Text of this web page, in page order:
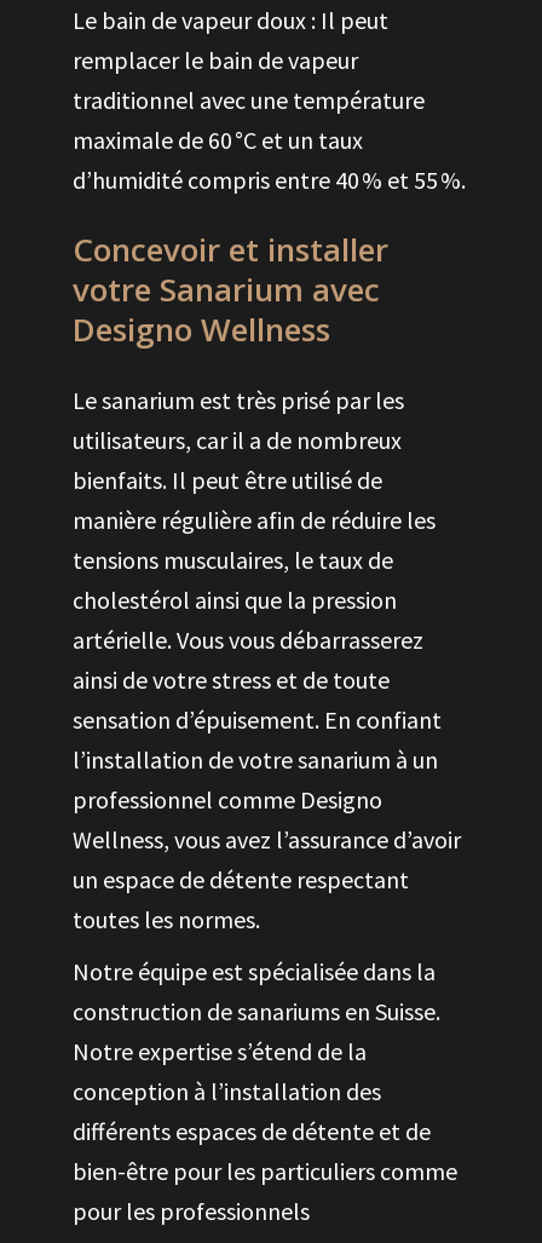
Le bain de vapeur doux : Il peut
remplacer le bain de vapeur
traditionnel avec une température
maximale de 60 °C et un taux
d’humidité compris entre 40 % et 55 %.
Concevoir et installer
votre Sanarium avec
Designo Wellness
Le sanarium est très prisé par les
utilisateurs, car il a de nombreux
bienfaits. Il peut être utilisé de
manière régulière afin de réduire les
tensions musculaires, le taux de
cholestérol ainsi que la pression
artérielle. Vous vous débarrasserez
ainsi de votre stress et de toute
sensation d’épuisement. En confiant
l’installation de votre sanarium à un
professionnel comme Designo
Wellness, vous avez l’assurance d’avoir
un espace de détente respectant
toutes les normes.
Notre équipe est spécialisée dans la
construction de sanariums en Suisse.
Notre expertise s’étend de la
conception à l’installation des
différents espaces de détente et de
bien-être pour les particuliers comme
pour les professionnels